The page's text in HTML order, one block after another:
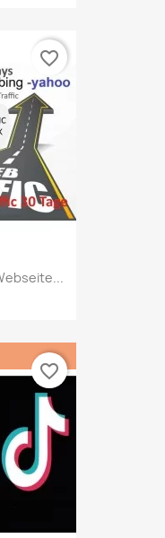
favorite_border
favorite_border